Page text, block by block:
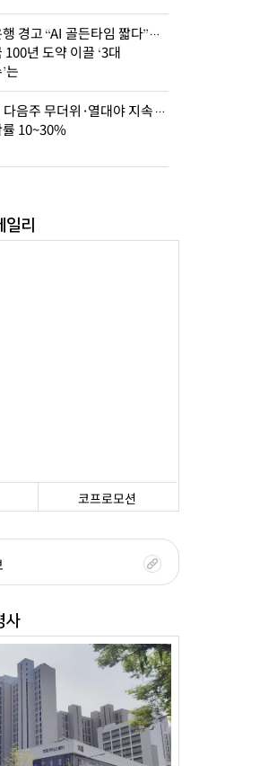
경고 “AI 골든타임 짧다”…
100년 도약 이끌 ‘3대
는
다음주 무더위·열대야 지속…
률 10~30%
일리
코프로모션
사